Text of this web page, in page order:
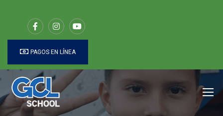
PAGOS EN LÍNEA